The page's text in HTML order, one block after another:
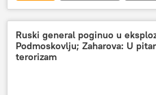
ubistvo
Ukrajina
Ministarstvo inostranih poslova RF
Ruski general poginuo u
Podmoskovlju; Zaharova: U
terorizam